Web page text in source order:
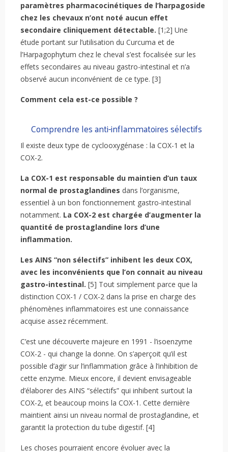
paramètres pharmacocinétiques de l’harpagoside
chez les chevaux n’ont noté aucun effet
secondaire cliniquement détectable. [1;2] Une
étude portant sur l’utilisation du Curcuma et de
l’Harpagophytum chez le cheval s’est focalisée sur les
effets secondaires au niveau gastro-intestinal et n’a
observé aucun inconvénient de ce type. [3]
Comment cela est-ce possible ?
Comprendre les anti-inflammatoires sélectifs
Il existe deux type de cyclooxygénase : la COX-1 et la
COX-2.
La COX-1 est responsable du maintien d’un taux
normal de prostaglandines dans l’organisme,
essentiel à un bon fonctionnement gastro-intestinal
notamment. La COX-2 est chargée d’augmenter la
quantité de prostaglandine lors d’une
inflammation.
Les AINS “non sélectifs” inhibent les deux COX,
avec les inconvénients que l’on connait au niveau
gastro-intestinal. [5] Tout simplement parce que la
distinction COX-1 / COX-2 dans la prise en charge des
phénomènes inflammatoires est une connaissance
acquise assez récemment.
C’est une découverte majeure en 1991 - l’isoenzyme
COX-2 - qui change la donne. On s’aperçoit qu’il est
possible d’agir sur l’inflammation grâce à l’inhibition de
cette enzyme. Mieux encore, il devient envisageable
d’élaborer des AINS “sélectifs” qui inhibent surtout la
COX-2, et beaucoup moins la COX-1. Cette dernière
maintient ainsi un niveau normal de prostaglandine, et
garantit la protection du tube digestif. [4]
Les choses pourraient encore évoluer avec la